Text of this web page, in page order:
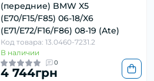
(передние) BMW X5
(E70/F15/F85) 06-18/X6
(E71/E72/F16/F86) 08-19 (Ate)
Код товара: 13.0460-7231.2
В наличии
0
4 744грн